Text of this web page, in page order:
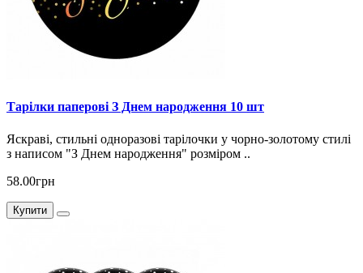
Тарілки паперові З Днем народження 10 шт
Яскраві, стильні одноразові тарілочки у чорно-золотому стилі
з написом "З Днем народження" розміром ..
58.00грн
Купити